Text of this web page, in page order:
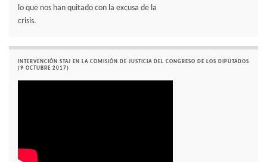
lo que nos han quitado con la excusa de la
crisis.
INTERVENCIÓN STAJ EN LA COMISIÓN DE JUSTICIA DEL CONGRESO DE LOS DIPUTADOS
(9 OCTUBRE 2017)